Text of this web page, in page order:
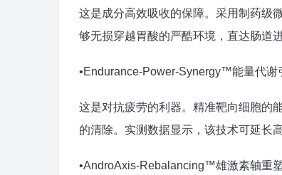
这是成分高效吸收的保障。采用制药级
够无损穿越胃酸的严酷环境，直达肠道
•Endurance-Power-Synergy™能量代谢
这是对抗疲劳的利器。精准靶向细胞
的清除。实测数据显示，该技术可延长
•AndroAxis-Rebalancing™雄激素轴重